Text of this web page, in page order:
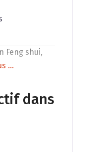
Feng shui,
...
dans